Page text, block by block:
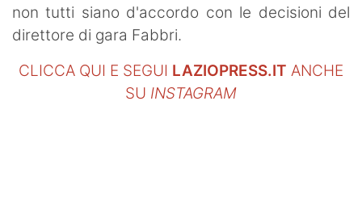
non tutti siano d'accordo con le decisioni del
direttore di gara Fabbri.
CLICCA QUI E SEGUI LAZIOPRESS.IT ANCHE
SU INSTAGRAM